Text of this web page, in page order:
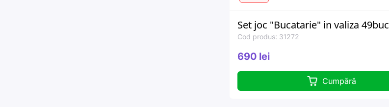
Set joc "Bucatarie" in valiza 49buc
Cod produs: 31272
690 lei
Cumpără